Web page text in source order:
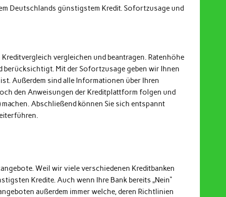
Deutschlands günstigstem Kredit. Sofortzusage und
vergleichen und beantragen. Ratenhöhe
Mit der Sofortzusage geben wir Ihnen
Außerdem sind alle Informationen über Ihren
den Anweisungen der Kreditplattform folgen und
Abschließend können Sie sich entspannt
Weil wir viele verschiedenen Kreditbanken
Kredite. Auch wenn Ihre Bank bereits „Nein“
außerdem immer welche, deren Richtlinien